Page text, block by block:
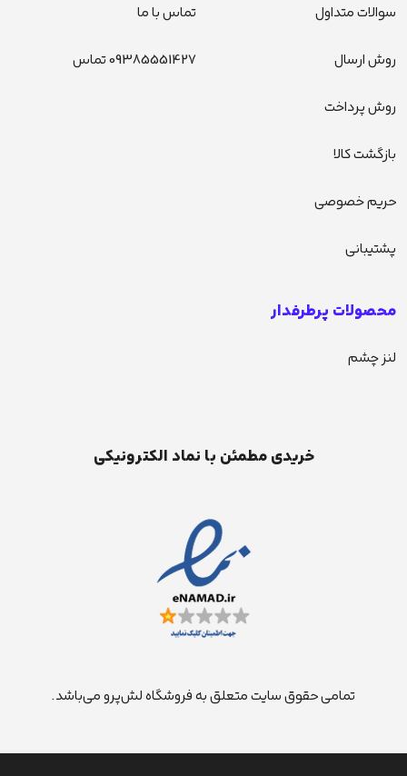
سوالات متداول
روش ارسال
روش پرداخت
بازگشت کالا
حریم خصوصی
پشتیبانی
تماس با ما
09385551427 تماس
محصولات پرطرفدار
لنز چشم
خریدی مطمئن با نماد الکترونیکی
تمامی حقوق سایت متعلق به فروشگاه لش‌پرو می‌باشد.